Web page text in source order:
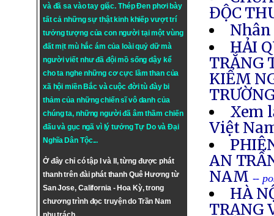
và đã sa vào tay giặc. Thép Đen phơi bày
tất cả những sự thật kinh khiếp vượt trí
tưởng tượng của con người tại một vùng
đất mịt mù hắc ám của loài quỷ dữ mà
người viết như đã đội mồ sống dậy kể
cho ta nghe những cơ cực lầm than của
xã hội miền Bắc và cuộc đời tù đày bi
thảm của những chiến sĩ vô danh của
chúng ta, những người đã âm thầm chiến
đấu và gục ngã vì lý tưởngTự DovàĐại
Nghĩa Dân Tộc...
Ở đây chỉ có tập I và II, từng được phát
thanh trên đài phát thanh Quê Hương từ
San Jose, California - Hoa Kỳ, trong
chương trình đọc truyện do Trần Nam
ĐỘC
Nhân
HẢI
TRẮNG
KIỂM
Xem
Việt
AN
NAM --
HÀ
TRẠNG